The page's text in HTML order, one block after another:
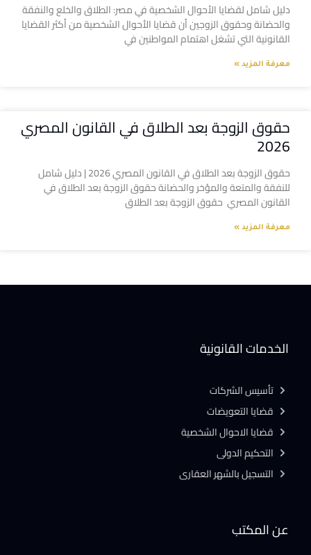
دليل شامل لقضايا الأحوال الشخصية في مصر: الطلاق والخلع والنفقة
والحضانة وحقوق الزوجين أن قضايا الأحوال الشخصية من أكثر القضايا
القانونية التي تشغل اهتمام المواطنين في
معرفة المزيد »
حقوق الزوجة بعد الطلاق في القانون المصري
2026
حقوق الزوجة بعد الطلاق في القانون المصري 2026 | دليل شامل
للنفقة والمتعة والمؤخر والحضانة حقوق الزوجة بعد الطلاق في
القانون المصري حقوق الزوجة بعد الطلاق
معرفة المزيد »
عن المكتب
الخدمات القانونية
تأسيس الشركات
قضايا التعويضات
قضايا الاحوال الشخصية
التحكيم الدولى
التسجيل بالشهر العقارى